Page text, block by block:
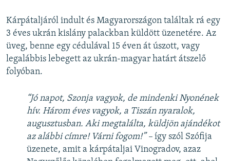
Kárpátaljáról indult és Magyarországon találtak rá egy
3 éves ukrán kislány palackban küldött üzenetére. Az
üveg, benne egy cédulával 15 éven át úszott, vagy
legalábbis lebegett az ukrán-magyar határt átszelő
folyóban.
“Jó napot, Szonja vagyok, de mindenki Nyonének
hív. Három éves vagyok, a Tiszán nyaralok,
augusztusban. Aki megtalálta, küldjön ajándékot
az alábbi címre! Várni fogom!” – így szól Szófija
üzenete, amit a kárpátaljai Vinogradov, azaz